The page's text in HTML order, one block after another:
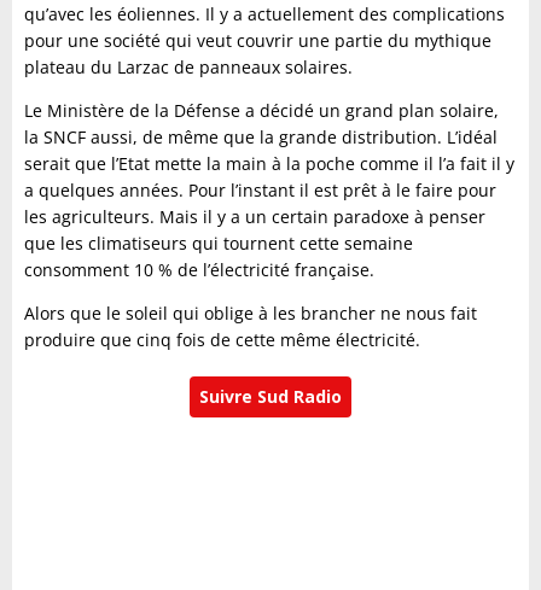
qu’avec les éoliennes. Il y a actuellement des complications
pour une société qui veut couvrir une partie du mythique
plateau du Larzac de panneaux solaires.
Le Ministère de la Défense a décidé un grand plan solaire,
la SNCF aussi, de même que la grande distribution. L’idéal
serait que l’Etat mette la main à la poche comme il l’a fait il y
a quelques années. Pour l’instant il est prêt à le faire pour
les agriculteurs. Mais il y a un certain paradoxe à penser
que les climatiseurs qui tournent cette semaine
consomment 10 % de l’électricité française.
Alors que le soleil qui oblige à les brancher ne nous fait
produire que cinq fois de cette même électricité.
Suivre Sud Radio